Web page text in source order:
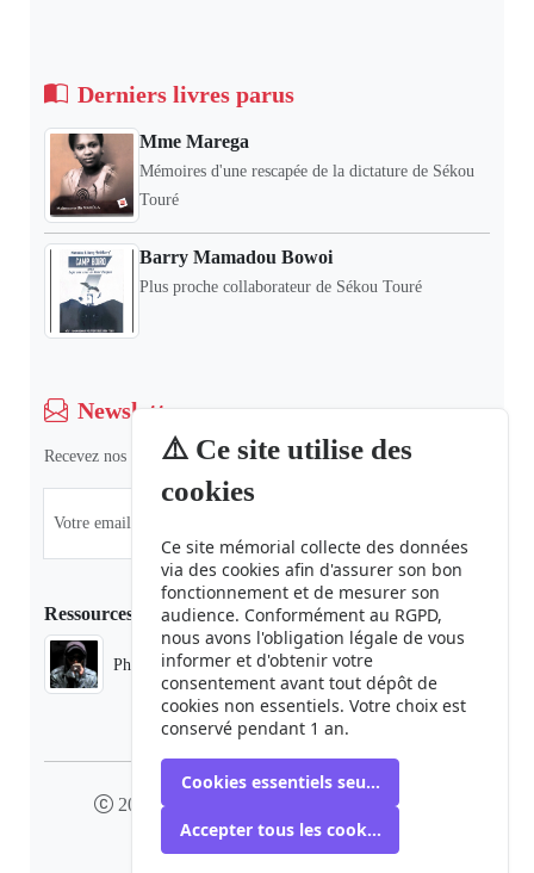
⚠️ Ce site utilise des
cookies
Ce site mémorial collecte des données
via des cookies afin d'assurer son bon
fonctionnement et de mesurer son
audience. Conformément au RGPD,
nous avons l'obligation légale de vous
informer et d'obtenir votre
consentement avant tout dépôt de
cookies non essentiels. Votre choix est
conservé pendant 1 an.
Cookies essentiels seulement
Accepter tous les cookies
Derniers livres parus
Mme Marega
Mémoires d'une rescapée de la dictature de Sékou
Touré
Barry Mamadou Bowoi
Plus proche collaborateur de Sékou Touré
Newsletter
Recevez nos dernières informations et actualités.
Ressources
Phaduba camp boiro
2024 camp-boiro.org - Tous droits réservés
Mémorial des Victimes du Camp Boiro